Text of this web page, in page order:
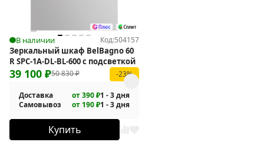
В наличии Код:504157
Зеркальный шкаф BelBagno 60
R SPC-1A-DL-BL-600 с подсветкой
50 830₽
39 100 ₽ -23%
Доставка от 390 ₽1 - 3 дня
Самовывоз
от 190 ₽1 - 3 дня
Купить